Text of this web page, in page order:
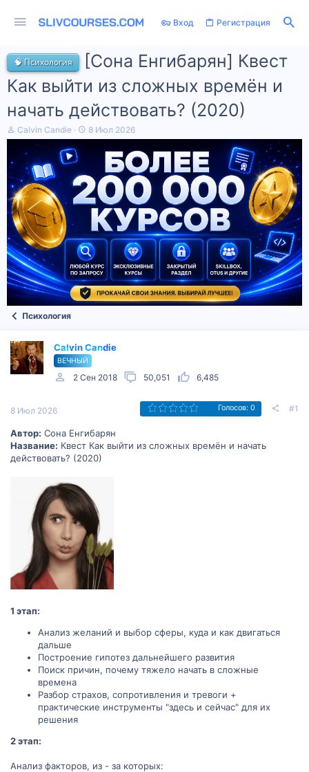
Вход Регистрация
🧠 Психология
[Сона Енгибарян] Квест
Как выйти из сложных времён и
начать действовать? (2020)
А
в
о
р
т
е
м
ы
Calvin Candie
Д
а
н
ч
а
а
8 Июл 2026
Психология
Calvin Candie
ВЕЧНЫЙ
2 Сен 2018 50,051 6,485
8 Июл 2026 Голосов: 0 #1
Автор: Сона Енгибарян
Название: Квест Как выйти из сложных времён и начать
действовать? (2020)
1 этап:
Анализ желаний и выбор сферы, куда и как двигаться
дальше
Построение гипотез дальнейшего развития
Поиск причин, почему тяжело начать в сложные
времена
Разбор страхов, сопротивления и тревоги +
практические инструменты "здесь и сейчас" для их
решения
2 этап:
Анализ факторов, из - за которых: